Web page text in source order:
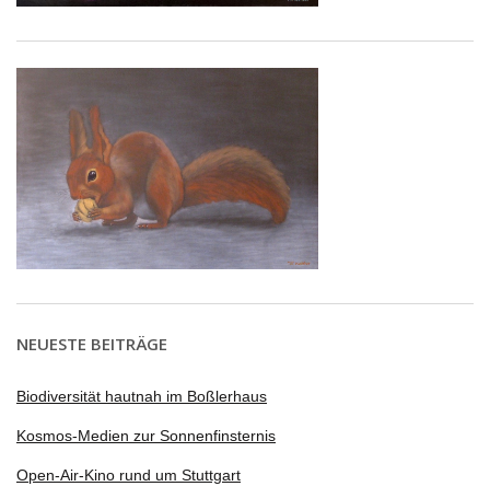
NEUESTE BEITRÄGE
Biodiversität hautnah im Boßlerhaus
Kosmos-Medien zur Sonnenfinsternis
Open-Air-Kino rund um Stuttgart